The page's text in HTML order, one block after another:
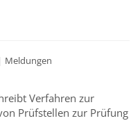
Meldungen
Verfahren zur
Prüfstellen zur Prüfung